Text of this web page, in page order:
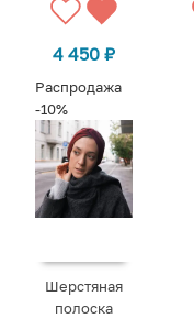
4 450₽
Распродажа
-10%
Шерстяная
полоска